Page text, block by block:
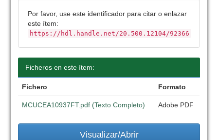
Por favor, use este identificador para citar o enlazar
este ítem:
https://hdl.handle.net/20.500.12104/92366
Ficheros en este ítem:
Fichero Formato
MCUCEA10937FT.pdf (Texto Completo) Adobe PDF
Visualizar/Abrir